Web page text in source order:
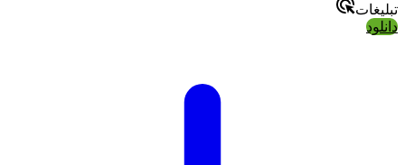
تبلیغات
دانلود